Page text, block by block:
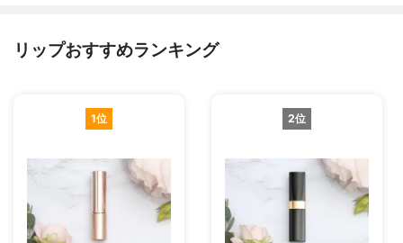
リップおすすめランキング
1位 2位